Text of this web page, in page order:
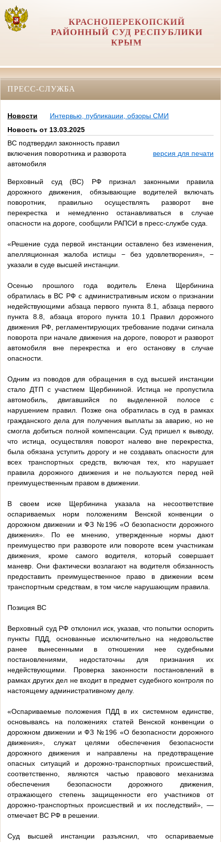
КРАСНОПЕРЕКОПСКИЙ
РАЙОННЫЙ СУД РЕСПУБЛИКИ
КРЫМ
ПРЕСС-СЛУЖБА
Новости
Интервью, публикации, обзоры СМИ
Новость от 13.03.2025
ВС подтвердил законность правил
включения поворотника и разворота
автомобиля
версия для печати
Верховный суд (ВС) РФ признал законными правила
дорожного движения, обязывающие водителей включать
поворотник, правильно осуществлять разворот вне
перекрестка и немедленно останавливаться в случае
опасности на дороге, сообщили РАПСИ в пресс-службе суда.
«Решение суда первой инстанции оставлено без изменения,
апелляционная жалоба истицы − без удовлетворения», −
указали в суде высшей инстанции.
Осенью прошлого года водитель Елена Щербинина
обратилась в ВС РФ с административным иском о признании
недействующими абзаца первого пункта 8.1, абзаца первого
пункта 8.8, абзаца второго пункта 10.1 Правил дорожного
движения РФ, регламентирующих требование подачи сигнала
поворота при начале движения на дороге, поворот и разворот
автомобиля вне перекрестка и его остановку в случае
опасности.
Одним из поводов для обращения в суд высшей инстанции
стало ДТП с участием Щербининой. Истица не пропустила
автомобиль, двигавшийся по выделенной полосе с
нарушением правил. Позже она обратилась в суд в рамках
гражданского дела для получения выплаты за аварию, но не
смогла добиться полной компенсации. Суд пришел к выводу,
что истица, осуществляя поворот налево вне перекрестка,
была обязана уступить дорогу и не создавать опасности для
всех транспортных средств, включая тех, кто нарушает
правила дорожного движения и не пользуются перед ней
преимущественным правом в движении.
В своем иске Щербинина указала на несоответствие
оспариваемых норм положениям Венской конвенции о
дорожном движении и ФЗ №196 «О безопасности дорожного
движения». По ее мнению, утвержденные нормы дают
преимущество при развороте или повороте всем участникам
движения, кроме самого водителя, который совершает
маневр. Они фактически возлагают на водителя обязанность
предоставить преимущественное право в движении всем
транспортным средствам, в том числе нарушающим правила.
Позиция ВС
Верховный суд РФ отклонил иск, указав, что попытки оспорить
пункты ПДД, основанные исключительно на недовольстве
ранее вынесенными в отношении нее судебными
постановлениями, недостаточны для признания их
недействующими. Проверка законности постановлений в
рамках других дел не входит в предмет судебного контроля по
настоящему административному делу.
«Оспариваемые положения ПДД в их системном единстве,
основываясь на положениях статей Венской конвенции о
дорожном движении и ФЗ №196 «О безопасности дорожного
движения», служат целями обеспечения безопасности
дорожного движения и направлены на предотвращение
опасных ситуаций и дорожно-транспортных происшествий,
соответственно, являются частью правового механизма
обеспечения безопасности дорожного движения,
отражающего степень защищенности его участников от
дорожно-транспортных происшествий и их последствий», —
отмечает ВС РФ в решении.
Суд высшей инстанции разъяснил, что оспариваемые